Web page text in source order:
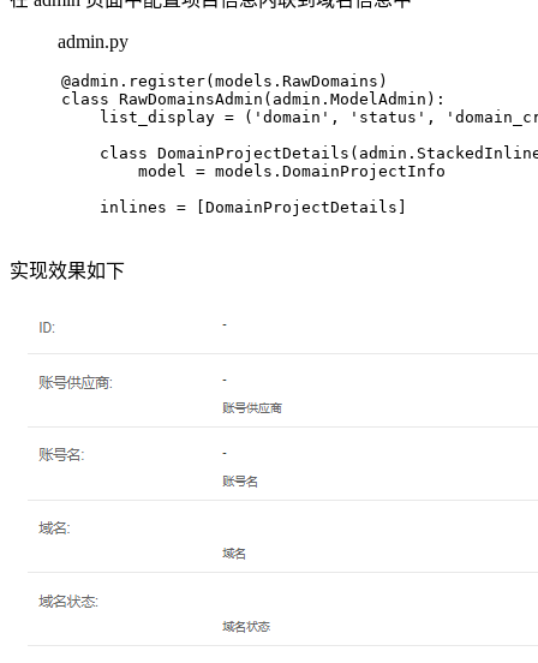
admin.py
@admin.register( models.RawDomains )
class RawDomainsAdmin (admin.ModelAdmin):
    list_display = (
'domain' , 'status' ,
class DomainProjectDetails
        model = models.DomainProjectInfo
    inlines = [DomainProjectDetails]
实现效果如下